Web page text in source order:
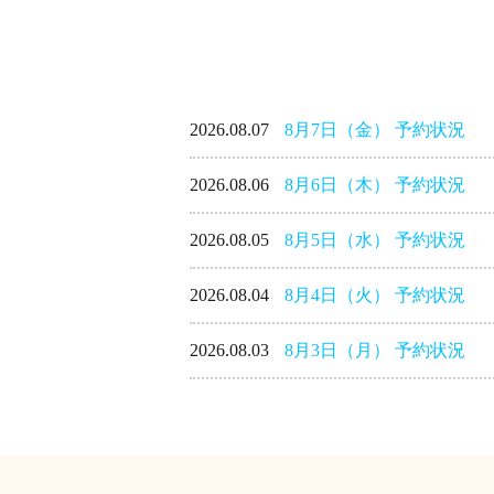
2026.08.07 8月7日（金） 予約状況
2026.08.06 8月6日（木） 予約状況
2026.08.05 8月5日（水） 予約状況
2026.08.04 8月4日（火） 予約状況
2026.08.03 8月3日（月） 予約状況